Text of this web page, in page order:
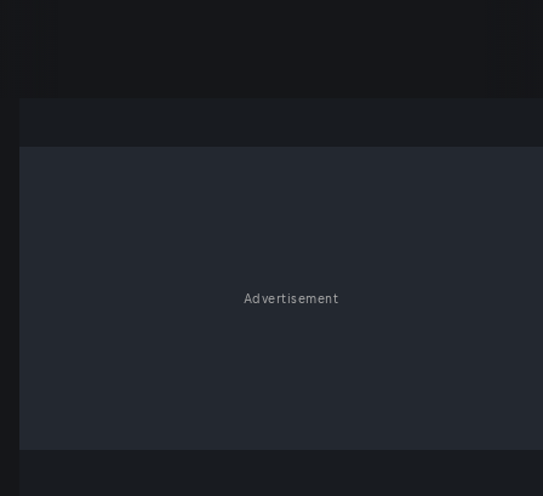
Advertisement